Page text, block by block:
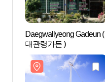
Daegwallyeong Gadeun (
대관령가든 )